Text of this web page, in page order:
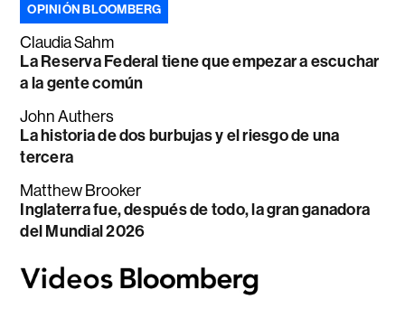
OPINIÓN BLOOMBERG
Claudia Sahm
La Reserva Federal tiene que empezar a escuchar
a la gente común
John Authers
La historia de dos burbujas y el riesgo de una
tercera
Matthew Brooker
Inglaterra fue, después de todo, la gran ganadora
del Mundial 2026